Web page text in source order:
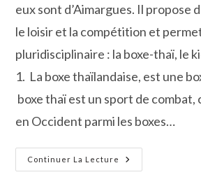
eux sont d’Aimargues. Il propose
le loisir et la compétition et
pluridisciplinaire : la boxe-thaï, le
1. La boxe thaïlandaise, est une
boxe thaï est un sport de combat,
en Occident parmi les boxes…
Continuer La Lecture
Les
Champions